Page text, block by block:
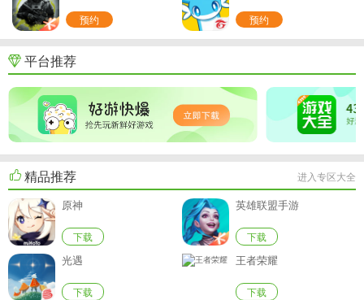
预约 预约
平台推荐
精品推荐 进入专区大全
原神
下载
英雄联盟手游
下载
光遇
下载
王者荣耀
下载